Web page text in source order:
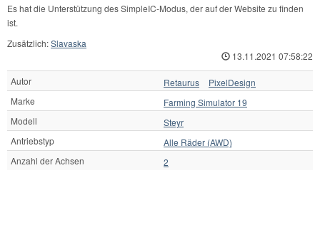
Es hat die Unterstützung des SimpleIC-Modus, der auf der Website zu finden
ist.
Zusätzlich:Slavaska
13.11.2021 07:58:22
Autor Retaurus
PixelDesign
Marke
Farming Simulator 19
Modell
Steyr
Antriebstyp
Alle Räder (AWD)
Anzahl der Achsen
2